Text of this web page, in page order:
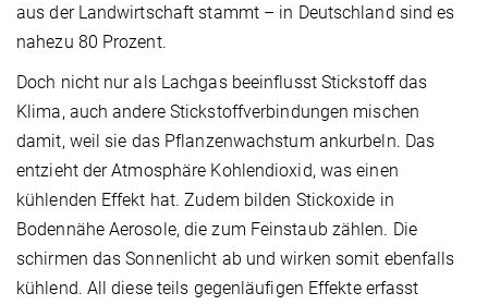
aus der Landwirtschaft stammt – in Deutschland sind es
nahezu 80 Prozent.
Doch nicht nur als Lachgas beeinflusst Stickstoff das
Klima, auch andere Stickstoffverbindungen mischen
damit, weil sie das Pflanzenwachstum ankurbeln. Das
entzieht der Atmosphäre Kohlendioxid, was einen
kühlenden Effekt hat. Zudem bilden Stickoxide in
Bodennähe Aerosole, die zum Feinstaub zählen. Die
schirmen das Sonnenlicht ab und wirken somit ebenfalls
kühlend. All diese teils gegenläufigen Effekte erfasst